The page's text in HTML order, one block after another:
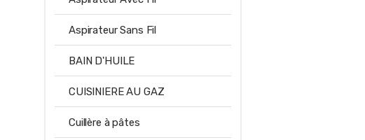
Aspirateur Sans Fil
BAIN D'HUILE
CUISINIERE AU GAZ
Cuillère à pâtes